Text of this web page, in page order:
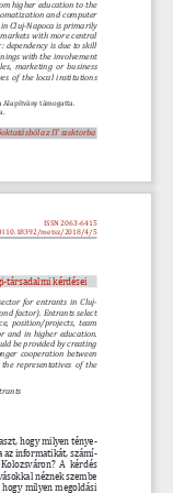
az IT szektorba
higher education to the
and computer
in Cluj-Napoca is primarily
with more central
dependency is due to skill
with the involvement
marketing or business
of the local institutions
alapítvány támogatta.
ISSN 2063-6415
10.18392/metsz/2018/4/5
társadalmi kérdései
for entrants in Cluj-
factor). Entrants select
position/projects, team
and in higher education.
be provided by creating
cooperation between
representatives of the
hogy milyen ténye-
az informatikát, számí-
a kérdés
néznek szembe
milyen megoldási